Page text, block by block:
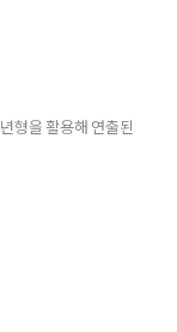
형을 활용해 연출된